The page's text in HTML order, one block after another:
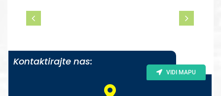
Kontaktirajte nas:
VIDI MAPU